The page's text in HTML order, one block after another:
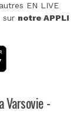
EN LIVE
sur notre APPLI
Varsovie -